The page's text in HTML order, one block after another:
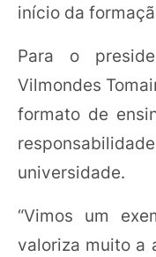
início da
Para o
Vilmondes
formato de
universidade.
“Vimos um
valoriza muito a